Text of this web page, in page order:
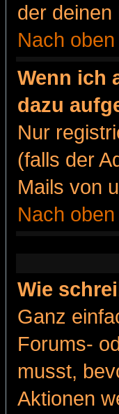
der
Nach oben
Wenn ich
dazu
Nur
(falls der
Mails von
Nach oben
Wie
Ganz
Forums-
musst,
Aktionen